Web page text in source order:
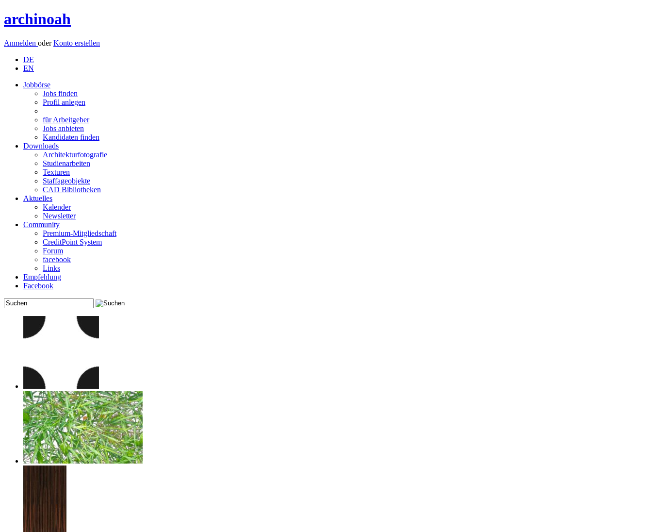
archinoah
Anmelden oderKonto erstellen
DE
EN
Jobbörse
Jobs finden
Profil anlegen
für Arbeitgeber
Jobs anbieten
Kandidaten finden
Downloads
Architekturfotografie
Studienarbeiten
Texturen
Staffageobjekte
CAD Bibliotheken
Aktuelles
Kalender
Newsletter
Community
Premium-Mitgliedschaft
CreditPoint System
Forum
facebook
Links
Empfehlung
Facebook